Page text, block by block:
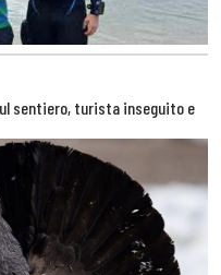
sentiero, turista inseguito e